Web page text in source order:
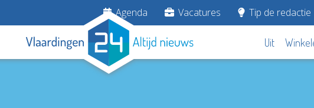
Agenda Vacatures Tip de redactie
Uit